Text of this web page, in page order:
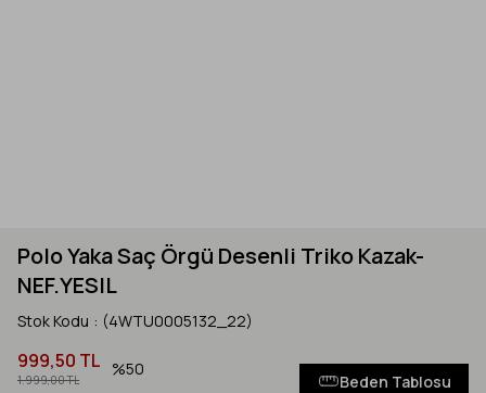
Polo Yaka Saç Örgü Desenli Triko Kazak-
NEF.YESIL
Stok Kodu (4WTU0005132_22)
1.999,00 TL
999,50 TL 50
Beden Tablosu